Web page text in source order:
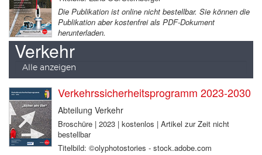
Die Publikation ist online nicht bestellbar. Sie können die
Publikation aber kostenfrei als PDF-Dokument
herunterladen.
Verkehr
Alle anzeigen
Verkehrssicherheitsprogramm 2023-2030
Abteilung Verkehr
Broschüre | 2023 | kostenlos | Artikel zur Zeit nicht
bestellbar
Titelbild: ©olyphotostories - stock.adobe.com